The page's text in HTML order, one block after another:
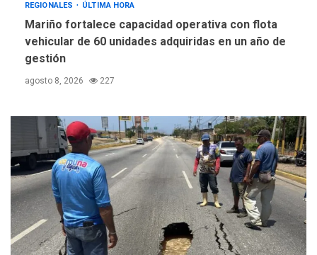
REGIONALES ÚLTIMA HORA
Mariño fortalece capacidad operativa con flota
vehicular de 60 unidades adquiridas en un año de
gestión
agosto 8, 2026 227